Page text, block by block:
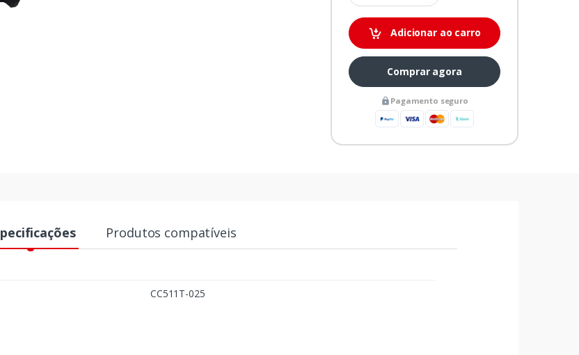
Adicionar ao carro
Comprar agora
Pagamento seguro
Produtos compatíveis
CC511T-025